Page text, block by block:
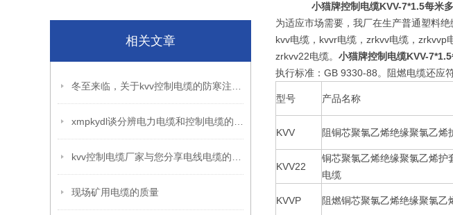
相关文章
现场矿用电缆的质量
小猫牌控制电缆KVV-7*1.5每米
为适应市场需要，我厂在生产普通塑料
kvv电缆，kvvr电缆，zrkvv电缆，zrkvvp
zrkvv22电缆。 小猫牌控制电缆KVV-
执行标准：GB 9330-88。阻燃电缆还应
型号 产品名称
KVV 阻铜芯聚氯乙烯绝缘聚氯乙烯
KVV22
铜芯聚氯乙烯绝缘聚氯乙烯护
电缆
KVVP 阻燃铜芯聚氯乙烯绝缘聚氯乙